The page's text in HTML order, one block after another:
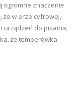
ogromne znaczenie
że w erze cyfrowej,
urządzeń do pisania,
że temperówka